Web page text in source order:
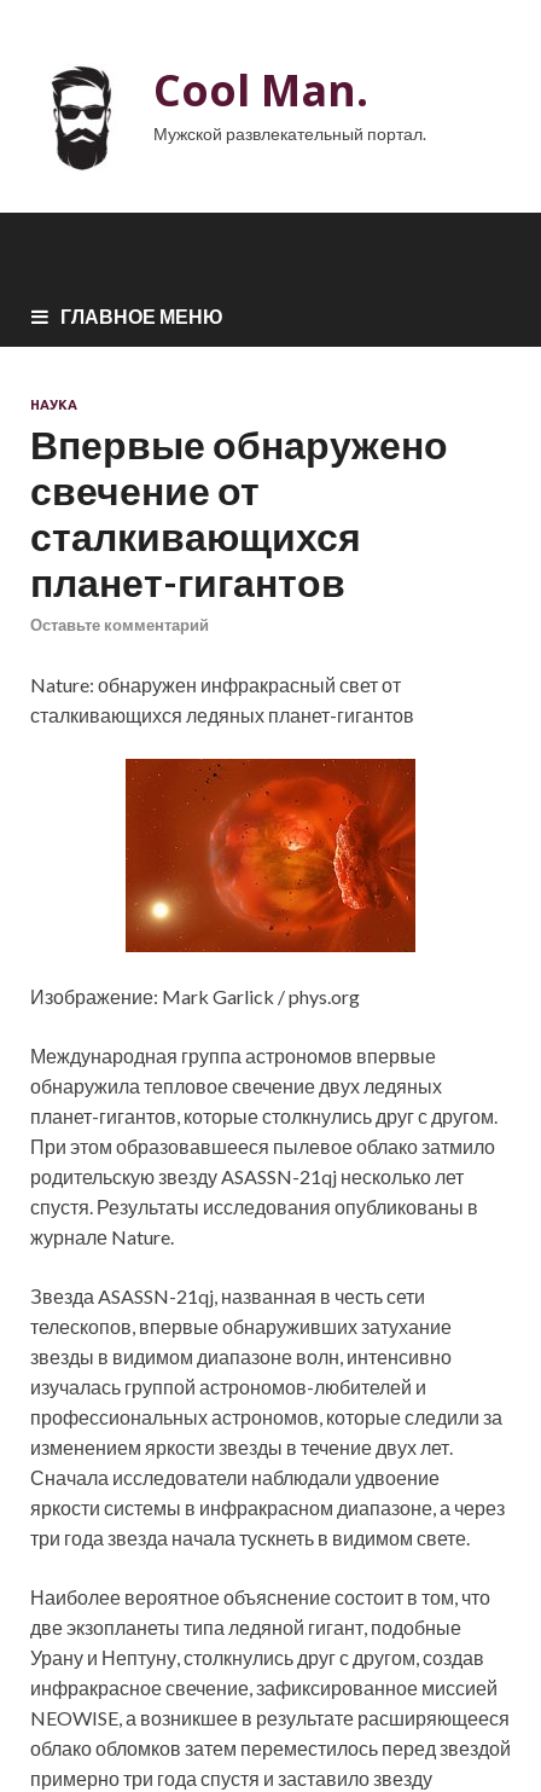
Cool Man.
Мужской развлекательный портал.
ГЛАВНОЕ МЕНЮ
НАУКА
Впервые обнаружено
свечение от
сталкивающихся
планет-гигантов
Оставьте комментарий
Nature: обнаружен инфракрасный свет от
сталкивающихся ледяных планет-гигантов
Изображение: Mark Garlick / phys.org
Международная группа астрономов впервые
обнаружила тепловое свечение двух ледяных
планет-гигантов, которые столкнулись друг с другом.
При этом образовавшееся пылевое облако затмило
родительскую звезду ASASSN-21qj несколько лет
спустя. Результаты исследования опубликованы в
журнале Nature.
Звезда ASASSN-21qj, названная в честь сети
телескопов, впервые обнаруживших затухание
звезды в видимом диапазоне волн, интенсивно
изучалась группой астрономов-любителей и
профессиональных астрономов, которые следили за
изменением яркости звезды в течение двух лет.
Сначала исследователи наблюдали удвоение
яркости системы в инфракрасном диапазоне, а через
три года звезда начала тускнеть в видимом свете.
Наиболее вероятное объяснение состоит в том, что
две экзопланеты типа ледяной гигант, подобные
Урану и Нептуну, столкнулись друг с другом, создав
инфракрасное свечение, зафиксированное миссией
NEOWISE, а возникшее в результате расширяющееся
облако обломков затем переместилось перед звездой
примерно три года спустя и заставило звезду